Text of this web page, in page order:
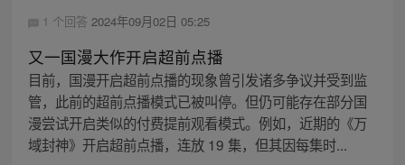
1 个回答 2024年09月02日 05:25
又一国漫大作开启超前点播
目前，国漫开启超前点播的现象曾引发诸多争议并受到监
管，此前的超前点播模式已被叫停。但仍可能存在部分国
漫尝试开启类似的付费提前观看模式。例如，近期的《万
域封神》开启超前点播，连放 19 集，但其因每集时...